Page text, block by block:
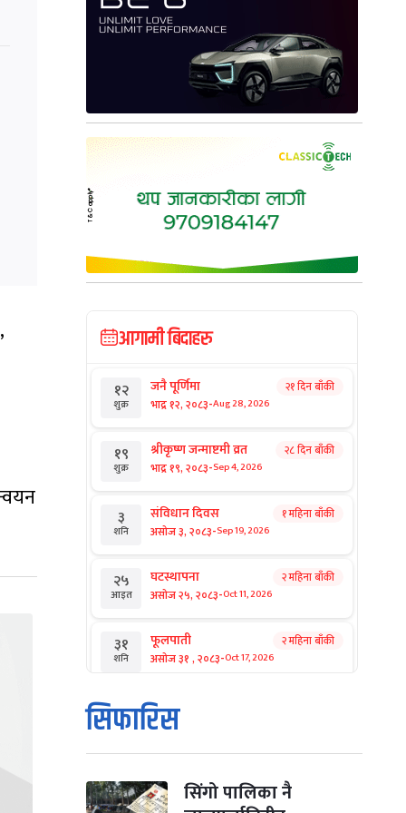
आगामी बिदाहरु
१२
शुक्र
जनै पूर्णिमा
भाद्र १२, २०८३-Aug 28, 2026
२१ दिन बाँकी
१९
शुक्र
श्रीकृष्ण जन्माष्टमी व्रत
भाद्र १९, २०८३-Sep 4, 2026
२८ दिन बाँकी
३
शनि
संविधान दिवस
असोज ३, २०८३-Sep 19, 2026
१ महिना बाँकी
२५
आइत
घटस्थापना
असोज २५, २०८३-Oct 11, 2026
२ महिना बाँकी
३१
शनि
फूलपाती
असोज ३१ , २०८३-Oct 17, 2026
२ महिना बाँकी
१
आइत
कार्तिक सङ्क्रान्ति
कार्तिक १, २०८३
मंगल कार्तिक ३, २०८३- Oct 20, 2026
सिफारिस
सिंगो पालिका नै